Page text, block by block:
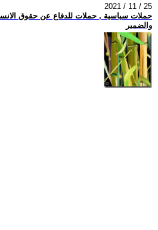
2021 / 11 / 25
حملات سياسية , حملات للدفاع عن حقوق
والضمير